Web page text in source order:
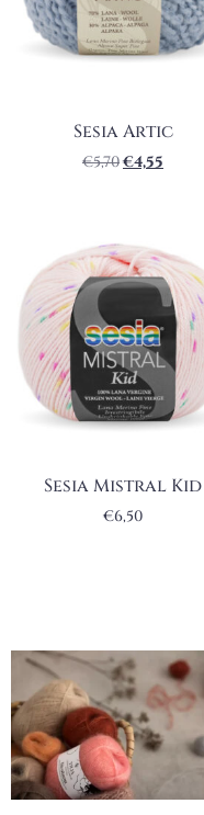
Sesia Artic
€5,70€4,55
Sesia Mistral Kid
€6,50